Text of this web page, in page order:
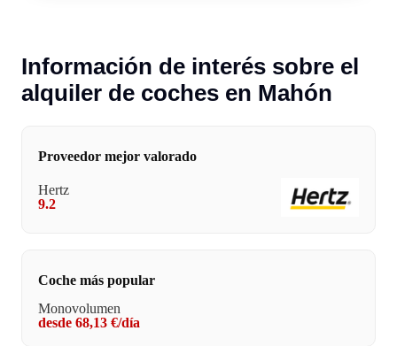
Información de interés sobre el
alquiler de coches en Mahón
Proveedor mejor valorado
Hertz
9.2
Coche más popular
Monovolumen
desde 68,13 €/día